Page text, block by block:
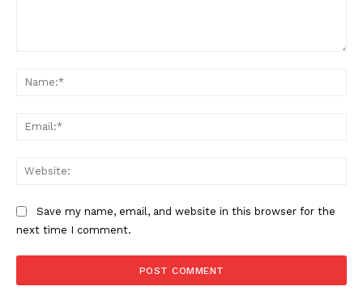
Save my name, email, and website in this browser for the
next time I comment.